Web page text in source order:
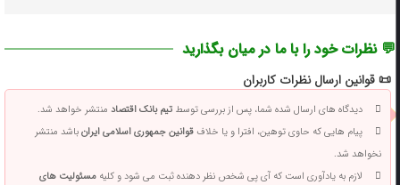
💬 نظرات خود را با ما در میان بگذارید
📜 قوانین ارسال نظرات کاربران
دیدگاه های ارسال شده شما، پس از بررسی توسطتیم بانک اقتصادمنتشر خواهد شد.
پیام هایی که حاوی توهین، افترا و یا خلافقوانین جمهوری اسلامی ایرانباشد منتشر
نخواهد شد.
لازم به یادآوری است که آی پی شخص نظر دهنده ثبت می شود و کلیهمسئولیت های